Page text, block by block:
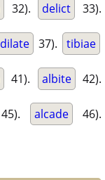
32). delict 33).
dilate 37). tibiae
41). albite 42).
45). alcade 46).